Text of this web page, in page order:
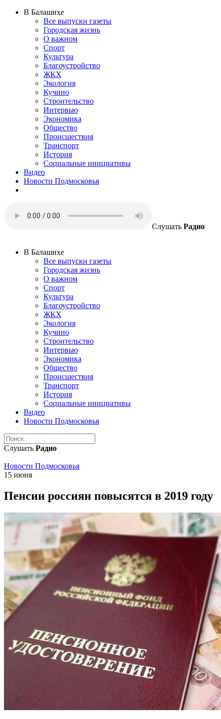
В Балашихе
Все выпуски газеты
Городская жизнь
О важном
Спорт
Культура
Благоустройство
ЖКХ
Экология
Кучино
Строительство
Интервью
Экономика
Общество
Происшествия
Транспорт
История
Социальные инициативы
Видео
Новости Подмосковья
Слушать Радио
В Балашихе
Все выпуски газеты
Городская жизнь
О важном
Спорт
Культура
Благоустройство
ЖКХ
Экология
Кучино
Строительство
Интервью
Экономика
Общество
Происшествия
Транспорт
История
Социальные инициативы
Видео
Новости Подмосковья
Слушать Радио
Новости Подмосковья
15 июня
Пенсии россиян повысятся в 2019 году